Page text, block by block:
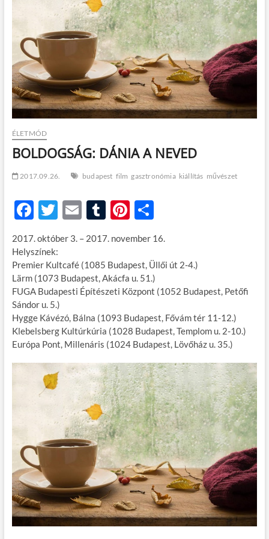
o
n
ÉLETMÓD
BOLDOGSÁG: DÁNIA A NEVED
2017.09.26. budapest film gasztronómia kiállítás művészet
F
ac
e
b
o
o
k
T
w
itt
er
E
m
ail
T
u
m
bl
r
Pi
nt
er
es
t
O
ss
za
m
e
2017. október 3. – 2017. november 16.
Helyszínek:
Premier Kultcafé (1085 Budapest, Üllői út 2-4.)
Lärm (1073 Budapest, Akácfa u. 51.)
FUGA Budapesti Építészeti Központ (1052 Budapest, Petőfi
Sándor u. 5.)
Hygge Kávézó, Bálna (1093 Budapest, Fővám tér 11-12.)
Klebelsberg Kultúrkúria (1028 Budapest, Templom u. 2-10.)
Európa Pont, Millenáris (1024 Budapest, Lövőház u. 35.)